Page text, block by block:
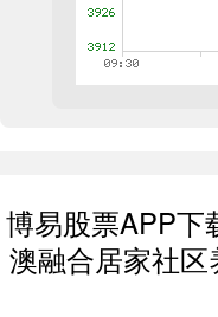
博易股票APP下
澳融合居家社